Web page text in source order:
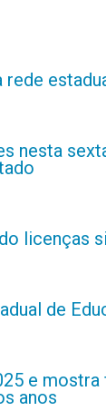
nesta
licenças
de
e
anos